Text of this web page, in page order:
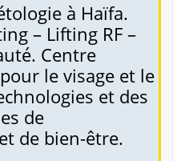
à Haïfa.
– Lifting RF –
Centre
le visage et le
et des
de
de bien-être.